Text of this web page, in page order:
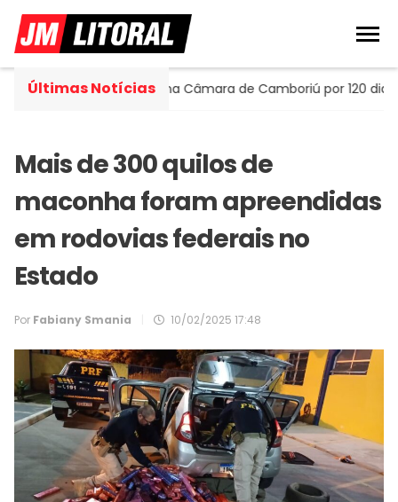
Últimas Notícias
assume cadeira na Câmara de Camboriú por 120 dias
Mais de 300 quilos de
maconha foram apreendidas
em rodovias federais no
Estado
Por Fabiany Smania 10/02/2025 17:48